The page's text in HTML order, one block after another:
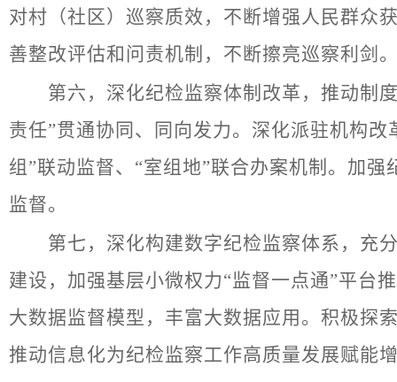
对村（社区）巡察质效，不断增强人民群众
善整改评估和问责机制，不断擦亮巡察利剑
第六，深化纪检监察体制改革，推动制度
责任”贯通协同、同向发力。深化派驻机构
组”联动监督、“室组地”联合办案机制。加
监督。
第七，深化构建数字纪检监察体系，充分
建设，加强基层小微权力“监督一点通”平台
大数据监督模型，丰富大数据应用。积极探
推动信息化为纪检监察工作高质量发展赋能